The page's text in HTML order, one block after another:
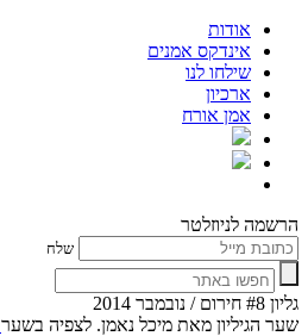
אודות
אינדקס אמנים
שילחו לנו
ארכיון
אמן אורח
הרשמה לניוזלטר
שלח
גליון #8 חירום / נובמבר 2014
שער הגיליון מאת מיכל נאמן. לצפיה בשער